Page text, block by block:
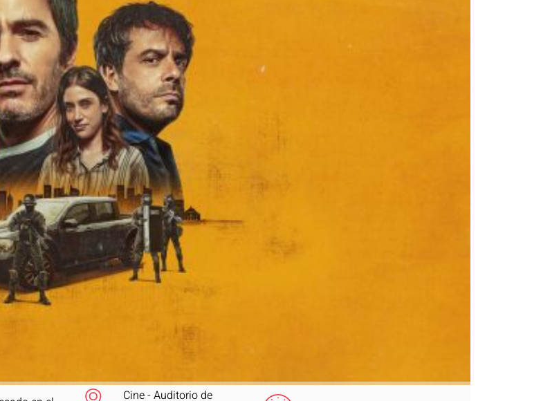
Cine - Auditorio de